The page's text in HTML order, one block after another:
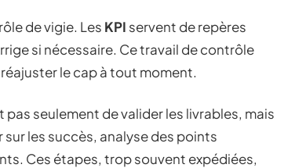
de vigie. Les KPI servent de repères
si nécessaire. Ce travail de contrôle
le cap à tout moment.
pas seulement de valider les livrables, mais
les succès, analyse des points
Ces étapes, trop souvent expédiées,